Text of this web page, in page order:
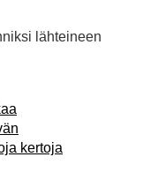
lähteineen
kertoja